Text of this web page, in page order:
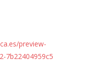
preview-
7b22404959c5